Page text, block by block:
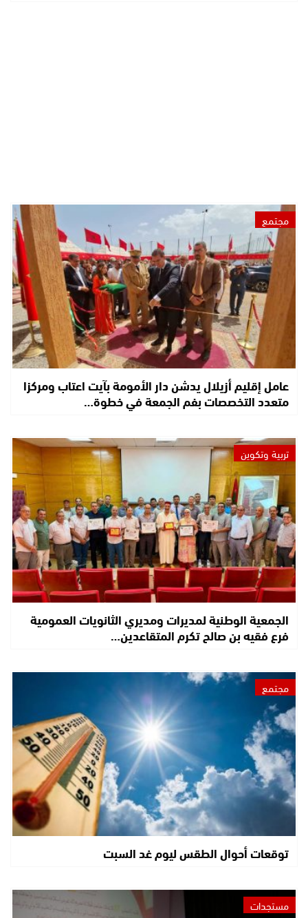
مجتمع
عامل إقليم أزيلال يدشن دار الأمومة بآيت اعتاب ومركزا
متعدد التخصصات بفم الجمعة في خطوة…
تربية وتكوين
الجمعية الوطنية لمديرات ومديري الثانويات العمومية
فرع فقيه بن صالح تكرم المتقاعدين…
مجتمع
توقعات أحوال الطقس ليوم غد السبت
مستجدات